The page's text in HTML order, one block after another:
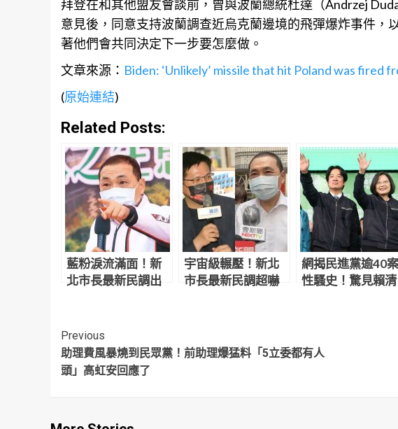
拜登在和其他盟友會談前，曾與波蘭總統杜達（Andrzej
意見後，同意支持波蘭調查近烏克蘭邊境的飛彈爆炸事件，
著他們會共同決定下一步要怎麼做。
文章來源： Biden: ‘Unlikely’ missile that hit Poland was fired
(原始連結)
Related Posts:
藍粉淚流滿面！新
北市長最新民調出
宇宙級輾壓！新北
市長最新民調超嚇
網揭民進黨逾40案
性騷史！驚見賴清
Continue
Reading
Previous
助理費風暴燒到民眾黨！前助理爆猛料「5立委都有人
頭」高虹安回應了